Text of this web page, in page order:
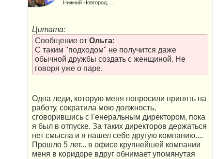
Цитата:
Сообщение от Ольга:
С таким "подходом" не получится даже
обычной дружбы создать с женщиной. Не
говоря уже о паре.
Одна леди, которую меня попросили принять на
работу, сократила мою должность,
сговорившись с Генеральным директором, пока
я был в отпуске. За таких директоров держаться
нет смысла и я нашел себе другую компанию....
Прошло 5 лет... в офисе крупнейшей компании
меня в коридоре вдруг обнимает упомянутая